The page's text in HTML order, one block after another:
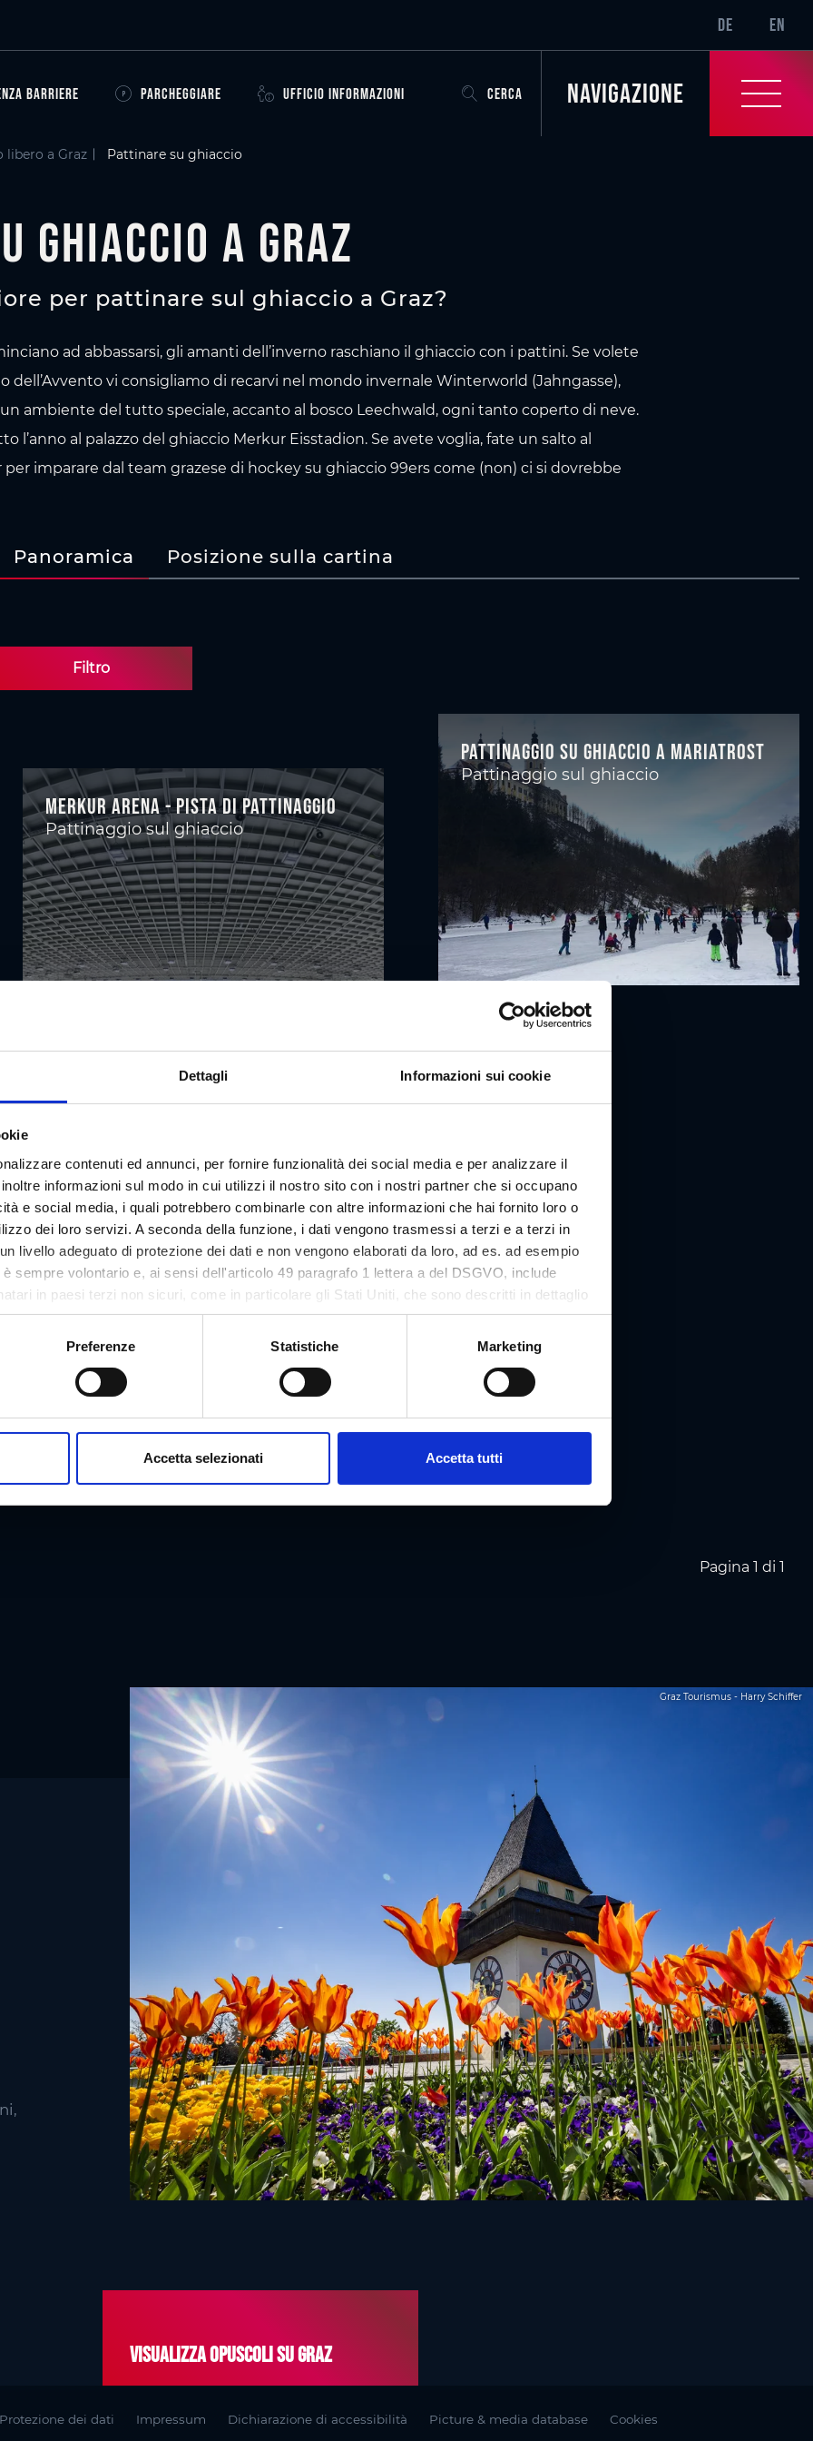
Dettagli Informazioni sui cookie
contenuti ed annunci, per fornire funzionalità dei social media e per analizzare il
informazioni sul modo in cui utilizzi il nostro sito con i nostri partner che si occupano
e social media, i quali potrebbero combinarle con altre informazioni che hai fornito loro o
dei loro servizi. A seconda della funzione, i dati vengono trasmessi a terzi e a terzi in
livello adeguato di protezione dei dati e non vengono elaborati da loro, ad es. ad esempio
sempre volontario e, ai sensi dell'articolo 49 paragrafo 1 lettera a del DSGVO, include
in paesi terzi non sicuri, come in particolare gli Stati Uniti, che sono descritti in dettaglio
dei dati. Il tuo consenso non è richiesto per l'utilizzo del nostro sito Web e può essere
momento sul nostro sito.
Preferenze Statistiche Marketing
Accetta selezionati Accetta tutti
SR-
DE EN
BARRIERE PARCHEGGIARE UFFICIO INFORMAZIONI CERCA Navigazione
libero a Graz Pattinare su ghiaccio
ghiaccio a Graz
per pattinare sul ghiaccio a Graz?
ad abbassarsi, gli amanti dell’inverno raschiano il ghiaccio con i pattini. Se volete
dell’Avvento vi consigliamo di recarvi nel mondo invernale Winterworld (Jahngasse),
ambiente del tutto speciale, accanto al bosco Leechwald, ogni tanto coperto di neve.
l’anno al palazzo del ghiaccio Merkur Eisstadion. Se avete voglia, fate un salto al
imparare dal team grazese di hockey su ghiaccio 99ers come (non) ci si dovrebbe
Panoramica Posizione sulla cartina
Filtro
Merkur Arena - pista di pattinaggio
Pattinaggio sul ghiaccio
Pattinaggio su ghiaccio a Mariatrost
Pattinaggio sul ghiaccio
Pagina 1 di 1
Graz Tourismus - Harry Schiffer
Visualizza opuscoli su Graz
Protezione dei dati Impressum Dichiarazione di accessibilità Picture & media database Cookies